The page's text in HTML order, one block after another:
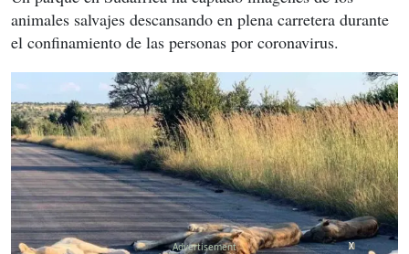
animales salvajes descansando en plena carretera durante
el confinamiento de las personas por coronavirus.
X
X